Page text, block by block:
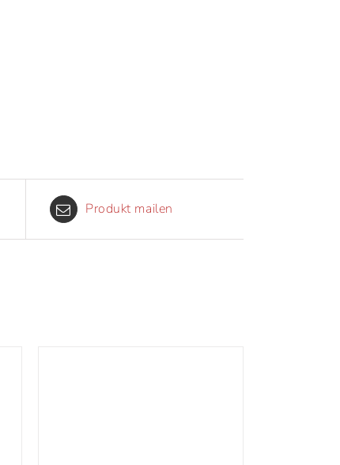
Produkt mailen